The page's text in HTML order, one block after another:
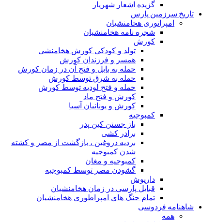
گزیده اشعار شهریار
تاریخ سرزمین پارس
امپراتوری هخامنشیان
شجره نامه هخامنشیان
کورش
تولد و کودکی کورش هخامنشی
همسر و فرزندان کورش
حمله به بابل و فتح آن در زمان کورش
حمله به شرق توسط کورش
حمله و فتح لودیه توسط کورش
کورش و فتح ماد
کورش و یونانیان آسیا
کمبوجیه
باز جستن کین پدر
برادر کشی
بردیه دروغین ، بازگشت از مصر و کشته
شدن کمبوجیه
کمبوجیه و مغان
گشودن مصر توسط کمبوجیه
داریوش
قبایل پارسی در زمان هخامنشیان
تمام جنگ های امپراطوری هخامنشیان
شاهنامه فردوسی
همه